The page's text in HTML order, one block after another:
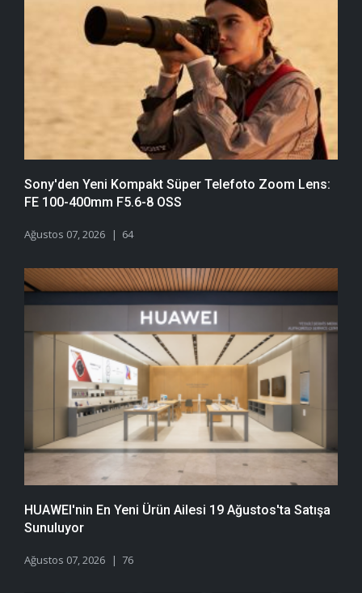
Sony'den Yeni Kompakt Süper Telefoto Zoom Lens:
FE 100-400mm F5.6-8 OSS
Ağustos 07, 2026 64
HUAWEI'nin En Yeni Ürün Ailesi 19 Ağustos'ta Satışa
Sunuluyor
Ağustos 07, 2026 76